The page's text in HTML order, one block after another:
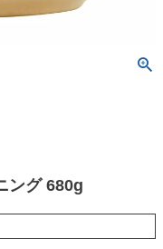
ング 680g